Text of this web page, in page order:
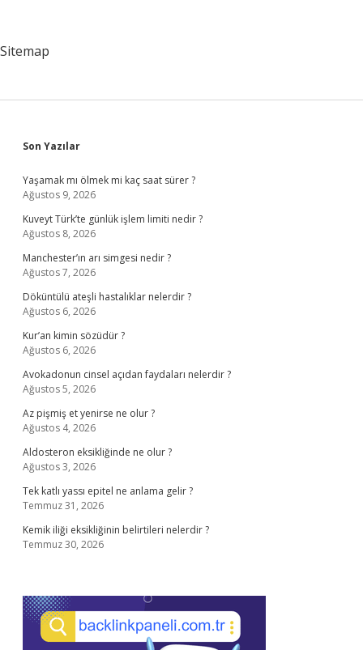
Sitemap
Sidebar
Son Yazılar
Yaşamak mı ölmek mi kaç saat sürer ?
Ağustos 9, 2026
Kuveyt Türk’te günlük işlem limiti nedir ?
Ağustos 8, 2026
Manchester’ın arı simgesi nedir ?
Ağustos 7, 2026
Döküntülü ateşli hastalıklar nelerdir ?
Ağustos 6, 2026
Kur’an kimin sözüdür ?
Ağustos 6, 2026
Avokadonun cinsel açıdan faydaları nelerdir ?
Ağustos 5, 2026
Az pişmiş et yenirse ne olur ?
Ağustos 4, 2026
Aldosteron eksikliğinde ne olur ?
Ağustos 3, 2026
Tek katlı yassı epitel ne anlama gelir ?
Temmuz 31, 2026
Kemik iliği eksikliğinin belirtileri nelerdir ?
Temmuz 30, 2026